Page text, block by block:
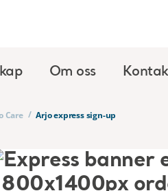
Om oss
Care / Arjo express sign-up​